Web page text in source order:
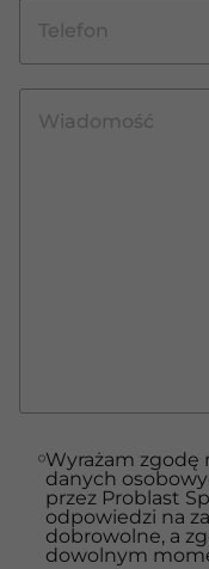
Wyrażam zgodę
danych
przez Problast
odpowiedzi na
dobrowolne, a
dowolnym